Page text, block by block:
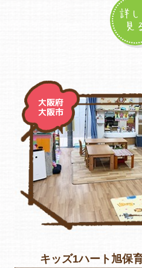
詳し
見
大阪府
大阪市
キッズ1ハート旭保